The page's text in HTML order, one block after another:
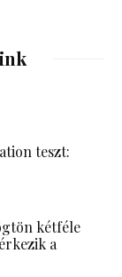
teszt:
kétféle
a